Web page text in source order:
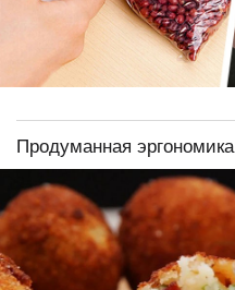
Продуманная эргономика